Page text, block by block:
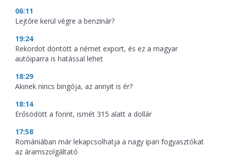
06:11
Lejtőre kerül végre a benzinár?
19:24
Rekordot döntött a német export, és ez a magyar
autóiparra is hatással lehet
18:29
Akinek nincs bingója, az annyit is ér?
18:14
Erősödött a forint, ismét 315 alatt a dollár
17:58
Romániában már lekapcsolhatja a nagy ipari fogyasztókat
az áramszolgáltató